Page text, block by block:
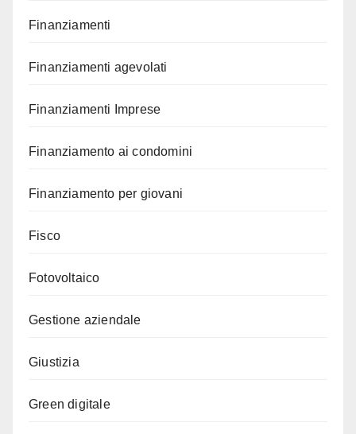
Finanziamenti
Finanziamenti agevolati
Finanziamenti Imprese
Finanziamento ai condomini
Finanziamento per giovani
Fisco
Fotovoltaico
Gestione aziendale
Giustizia
Green digitale